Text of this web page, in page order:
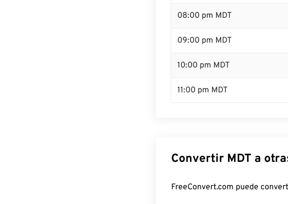
08:00 pm MDT
09:00 pm MDT
10:00 pm MDT
11:00 pm MDT
Convertir MDT a
FreeConvert.com puede